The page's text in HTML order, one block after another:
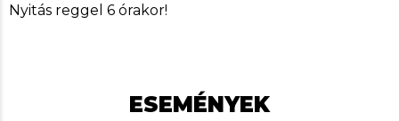
Nyitás reggel 6 órakor!
ESEMÉNYEK